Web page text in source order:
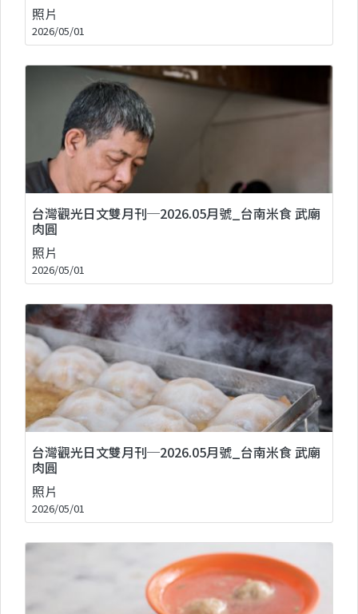
照片
2026/05/01
台灣觀光日文雙月刊─2026.05月號_台南米食 武廟
肉圓
照片
2026/05/01
台灣觀光日文雙月刊─2026.05月號_台南米食 武廟
肉圓
照片
2026/05/01